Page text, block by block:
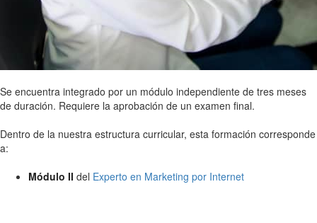
Se encuentra integrado por un módulo independiente de tres meses
de duración. Requiere la aprobación de un examen final.
Dentro de la nuestra estructura curricular, esta formación corresponde
a:
Módulo II del Experto en Marketing por Internet